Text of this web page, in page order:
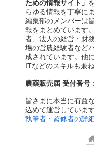
ための情報サイト」
らゆる情報を丁寧に
編集部のメンバーは
報をまとめています
者、法人の経営・財
場の営農経験者など
成されています。他
ITなどのスキルも兼
農薬販売届 受付番号
皆さまに本当に有益
込めて運営しています
執筆者・監修者の詳